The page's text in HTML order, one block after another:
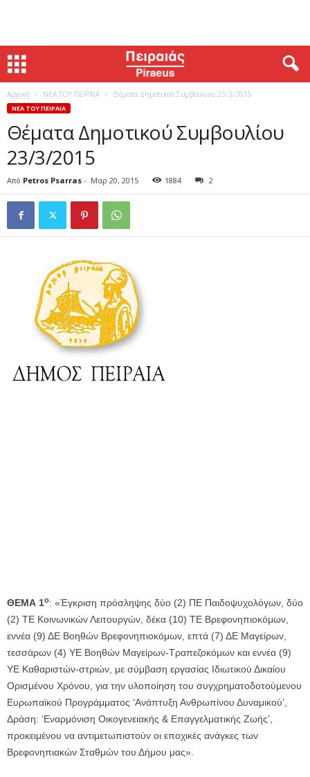
Αρχική ΝΕΑ ΤΟΥ ΠΕΙΡΑΙΑ Θέματα Δημοτικού Συμβουλίου 23/3/2015
ΝΕΑ ΤΟΥ ΠΕΙΡΑΙΑ
Θέματα Δημοτικού Συμβουλίου
23/3/2015
Από Petros Psarras - Μαρ 20, 2015 1884 2
ΘΕΜΑ 1ο: «Έγκριση πρόσληψης δύο (2) ΠΕ Παιδοψυχολόγων, δύο
(2) ΤΕ Κοινωνικών Λειτουργών, δέκα (10) ΤΕ Βρεφονηπιοκόμων,
εννέα (9) ΔΕ Βοηθών Βρεφονηπιοκόμων, επτά (7) ΔΕ Μαγείρων,
τεσσάρων (4) ΥΕ Βοηθών Μαγείρων-Τραπεζοκόμων και εννέα (9)
ΥΕ Καθαριστών-στριών, με σύμβαση εργασίας Ιδιωτικού Δικαίου
Ορισμένου Χρόνου, για την υλοποίηση του συγχρηματοδοτούμενου
Ευρωπαϊκού Προγράμματος ‘Ανάπτυξη Ανθρωπίνου Δυναμικού’,
Δράση: ‘Εναρμόνιση Οικογενειακής & Επαγγελματικής Ζωής’,
προκειμένου να αντιμετωπιστούν οι εποχικές ανάγκες των
Βρεφονηπιακών Σταθμών του Δήμου μας».